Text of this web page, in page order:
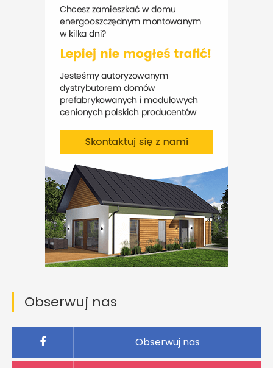
Obserwuj nas
Obserwuj nas